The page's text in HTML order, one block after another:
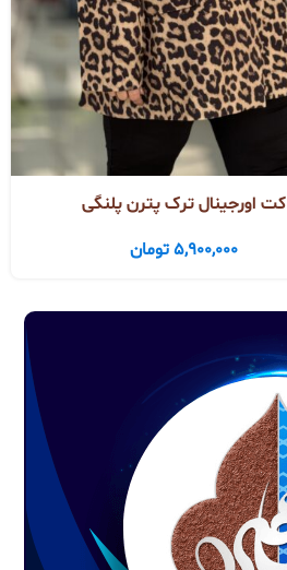
کت اورجینال ترک پترن پلنگی
5,900,000 تومان